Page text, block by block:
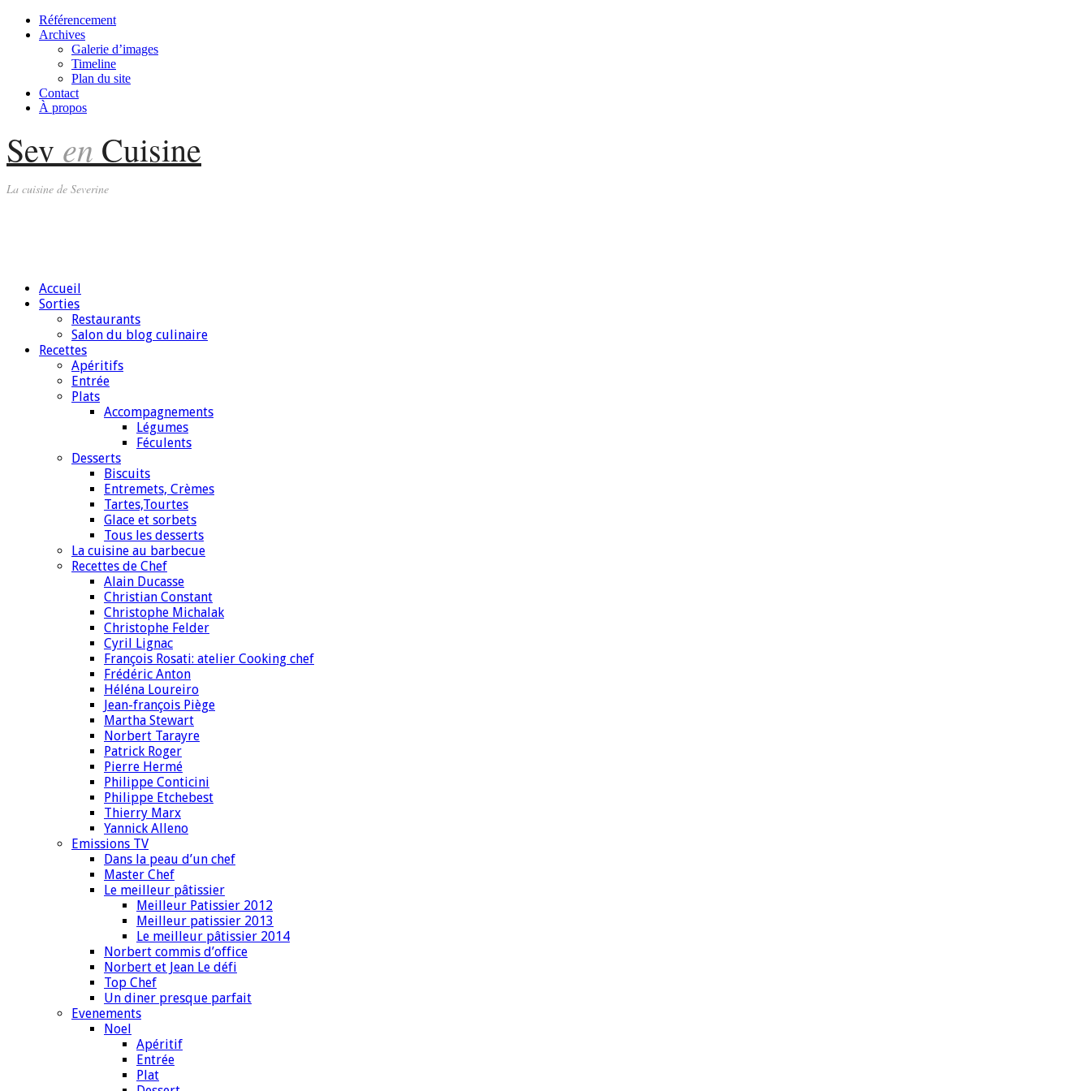
Référencement
Archives
Galerie d’images
Timeline
Plan du site
Contact
À propos
Sev en Cuisine
La cuisine de Severine
Accueil
Sorties
Restaurants
Salon du blog culinaire
Recettes
Apéritifs
Entrée
Plats
Accompagnements
Légumes
Féculents
Desserts
Biscuits
Entremets, Crèmes
Tartes,Tourtes
Glace et sorbets
Tous les desserts
La cuisine au barbecue
Recettes de Chef
Alain Ducasse
Christian Constant
Christophe Michalak
Christophe Felder
Cyril Lignac
François Rosati: atelier Cooking chef
Frédéric Anton
Héléna Loureiro
Jean-françois Piège
Martha Stewart
Norbert Tarayre
Patrick Roger
Pierre Hermé
Philippe Conticini
Philippe Etchebest
Thierry Marx
Yannick Alleno
Emissions TV
Dans la peau d’un chef
Master Chef
Le meilleur pâtissier
Meilleur Patissier 2012
Meilleur patissier 2013
Le meilleur pâtissier 2014
Norbert commis d’office
Norbert et Jean Le défi
Top Chef
Un diner presque parfait
Evenements
Noel
Apéritif
Entrée
Plat